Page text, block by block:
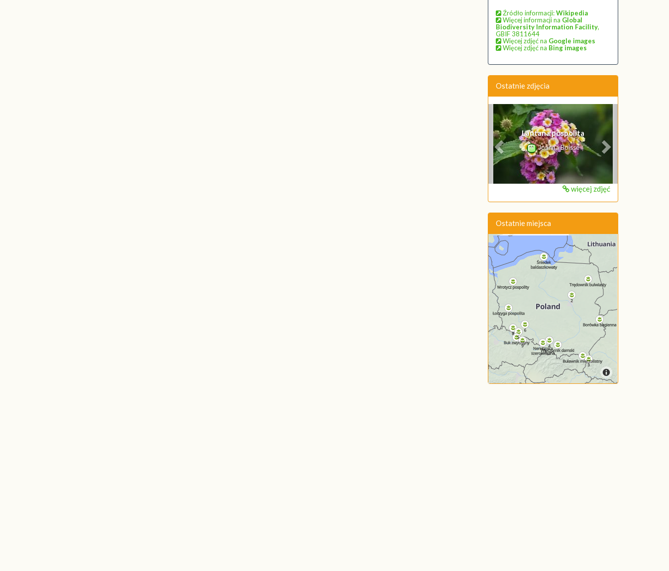
Źródło informacji:Wikipedia
Więcej informacji na Global
Biodiversity Information Facility,
GBIF 3811644
Więcej zdjęć na Google images
Więcej zdjęć na Bing images
Ostatnie zdjęcia
Lantana pospolita
Joanna Boisse
Poprzednie Następne
więcej zdjęć
Ostatnie miejsca